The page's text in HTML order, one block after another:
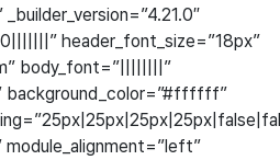
header_font_size=”18px”
body_font=”||||||||”
background_color=”#ffffff”